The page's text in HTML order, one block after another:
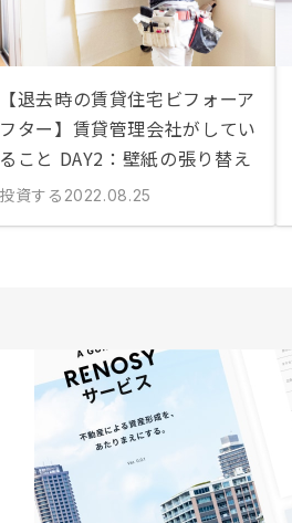
【退去時の賃貸住宅ビフォーア
フター】賃貸管理会社がしてい
ること DAY2：壁紙の張り替え
投資する 2022.08.25